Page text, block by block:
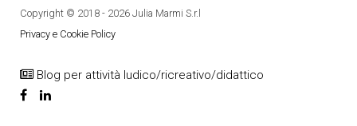
Copyright © 2018 - 2026 Julia Marmi S.r.l
Privacy e Cookie Policy
Blog per attività ludico/ricreativo/didattico